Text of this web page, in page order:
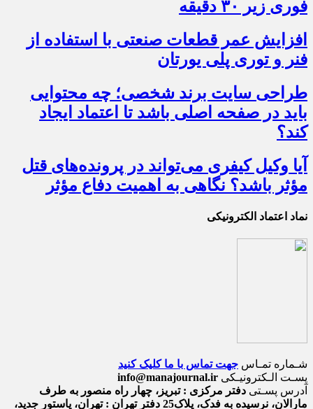
فوری زیر ۳۰ دقیقه
افزایش عمر قطعات صنعتی با استفاده از
فنر و توری پلی یورتان
طراحی سایت برند شخصی؛ چه محتوایی
باید در صفحه اصلی باشد تا اعتماد ایجاد
کند؟
آیا وکیل کیفری می‌تواند در پرونده‌های قتل
مؤثر باشد؟ نگاهی به اهمیت دفاع مؤثر
نماد اعتماد الکترونیکی
شـماره تمـاس جهت تماس با ما کلیک کنید
پسـت الـکترونیـکی info@manajournal.ir
آدرس پسـتی دفتر مرکزی : تبریز، چهار راه منصور به طرف
مارالان، نرسیده به فدک، پلاک25 دفتر تهران : تهران، پاستور جدید،